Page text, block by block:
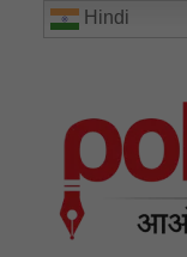
Hindi